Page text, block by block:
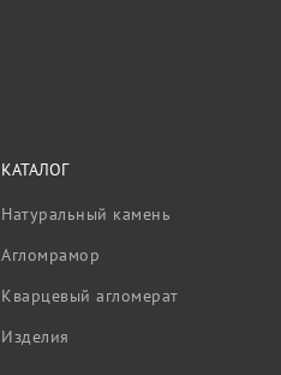
КАТАЛОГ
Натуральный камень
Агломрамор
Кварцевый агломерат
Изделия